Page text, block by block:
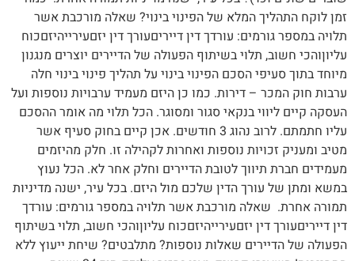
זמן לוקח התהליך המלא של הפינוי בינוי? שאלה מורכבת אשר
תלויה במספר גורמים: עורדך דין דייריםעורך דין יזםעירייהיזםכוח
עליוןוהכי חשוב, תלוי בשיתוף הפעולה של הדיירים יוצרים מנגנון
מיוחד בתוך סעיפי הסכם הפינוי בינוי על תהליך פינוי בינוי חלה
ערבות חוק המכר – דירות. כמו כן היזם מעמיד ערבויות נוספות ועל
העסקה קיים ליווי בנקאי סגור ומסוגר. הכל תלוי מה אומר ההסכם
עליו חתמתם. לרוב נהוג 3 חודשים. אכן קיים בחוק סעיף אשר
מטיב ומעניק זכויות נוספות ואחרות לקהילה זו. חלק מהיזמים
מעמידים חברת תיווך לטובת הדיירים וחלק אחר לא. הכל נעוץ
במשא ומתן של עורך הדין שלכם מול היזם. בכל עיר, ישנה מדיניות
תמורה אחרת. שאלה מורכבת אשר תלויה במספר גורמים: עורדך
דין דייריםעורך דין יזםעירייהיזםכוח עליוןוהכי חשוב, תלוי בשיתוף
הפעולה של הדיירים שאלות נוספות? מתלבטים? שיחת ייעוץ ללא